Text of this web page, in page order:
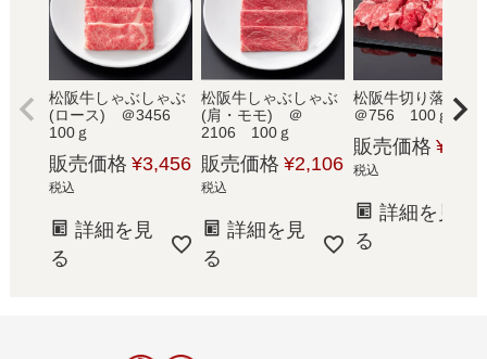
松阪牛しゃぶしゃぶ
(ロース) ＠3456
100ｇ
販売価格 ¥3,456
税込
詳細を見
る
松阪牛しゃぶしゃぶ
(肩・モモ) ＠
2106 100ｇ
販売価格 ¥2,106
税込
詳細を見
る
松阪牛切り落と
＠756 100ｇ
販売価格 ¥
税込
詳細を見
る